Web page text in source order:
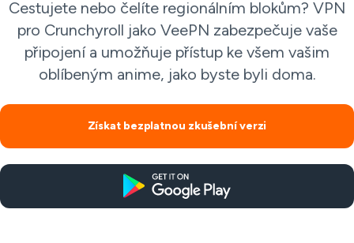
Cestujete nebo čelíte regionálním blokům? VPN
pro Crunchyroll jako VeePN zabezpečuje vaše
připojení a umožňuje přístup ke všem vašim
oblíbeným anime, jako byste byli doma.
Získat bezplatnou zkušební verzi